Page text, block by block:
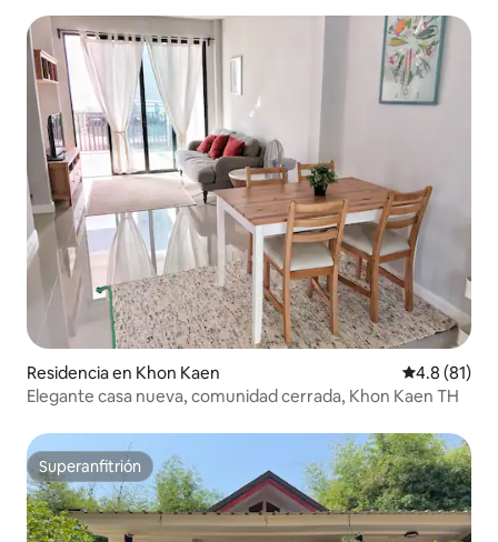
Residencia en Khon Kaen Calificación
4.8 (81)
Elegante casa nueva, comunidad cerrada, Khon Kaen TH
Superanfitrión
Superanfitrión